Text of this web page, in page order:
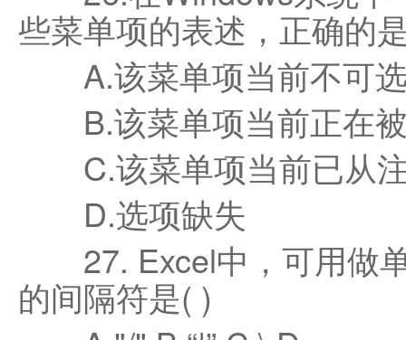
些菜单项的表述，正确的
A.该菜单项当前不可
B.该菜单项当前正在
C.该菜单项当前已从
D.选项缺失
27. Excel中，可用做
的间隔符是( )